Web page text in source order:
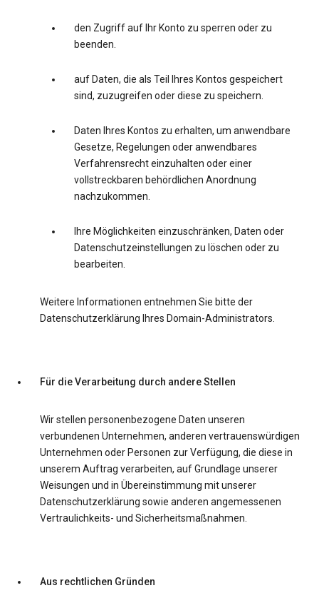
den Zugriff auf Ihr Konto zu sperren oder zu
beenden.
auf Daten, die als Teil Ihres Kontos gespeichert
sind, zuzugreifen oder diese zu speichern.
Daten Ihres Kontos zu erhalten, um anwendbare
Gesetze, Regelungen oder anwendbares
Verfahrensrecht einzuhalten oder einer
vollstreckbaren behördlichen Anordnung
nachzukommen.
Ihre Möglichkeiten einzuschränken, Daten oder
Datenschutzeinstellungen zu löschen oder zu
bearbeiten.
Weitere Informationen entnehmen Sie bitte der
Datenschutzerklärung Ihres Domain-Administrators.
Für die Verarbeitung durch andere Stellen
Wir stellen personenbezogene Daten unseren
verbundenen Unternehmen, anderen vertrauenswürdigen
Unternehmen oder Personen zur Verfügung, die diese in
unserem Auftrag verarbeiten, auf Grundlage unserer
Weisungen und in Übereinstimmung mit unserer
Datenschutzerklärung sowie anderen angemessenen
Vertraulichkeits- und Sicherheitsmaßnahmen.
Aus rechtlichen Gründen